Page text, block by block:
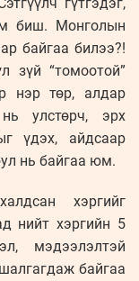
биш. Монголын
байгаа билээ?!
зүй “томоотой”
нэр төр, алдар
улстөрч, эрх
үдэх, айдсаар
нь байгаа юм.
хэргийг
нийт хэргийн 5
мэдээлэлтэй
байгаа